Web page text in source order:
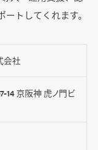
トしてくれます。
会社
14 京阪神 虎ノ門ビ